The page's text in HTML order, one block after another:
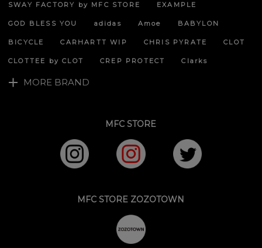
SWAY FACTORY by MFC STORE EXAMPLE
GOD BLESS YOU adidas Amoe BABYLON
BICYCLE CARHARTT WIP CHRIS PYRATE CLOT
CLOTTEE by CLOT CREP PROTECT Clarks
MORE BRAND
MFC STORE
MFC STORE ZOZOTOWN